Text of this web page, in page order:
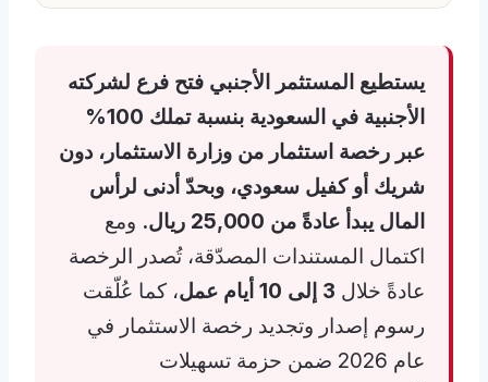
يستطيع المستثمر الأجنبي فتح فرع لشركته
الأجنبية في السعودية بنسبة تملك 100%
عبر رخصة استثمار من وزارة الاستثمار، دون
شريك أو كفيل سعودي، وبحدّ أدنى لرأس
المال يبدأ عادةً من 25,000 ريال . ومع
اكتمال المستندات المصدّقة، تُصدر الرخصة
عادةً خلال 3 إلى 10 أيام عمل
، كما عُلّقت
رسوم إصدار وتجديد رخصة الاستثمار في
عام 2026 ضمن حزمة تسهيلات